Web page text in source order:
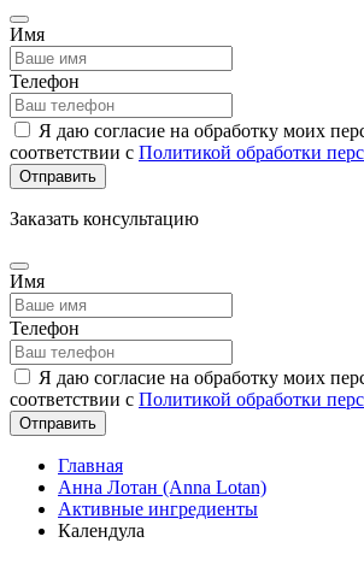
Имя
Телефон
Я даю согласие на обработку моих
соответствии с Политикой обработки
Отправить
Заказать консультацию
Имя
Телефон
Я даю согласие на обработку моих
соответствии с Политикой обработки
Отправить
Главная
Анна Лотан (Anna Lotan)
Активные ингредиенты
Календула